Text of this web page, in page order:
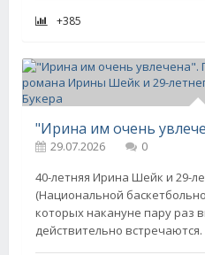
+385
29.07.2026
0
40-летняя Ирина Шейк и 29-
(Национальной
которых накануне пару раз
действительно